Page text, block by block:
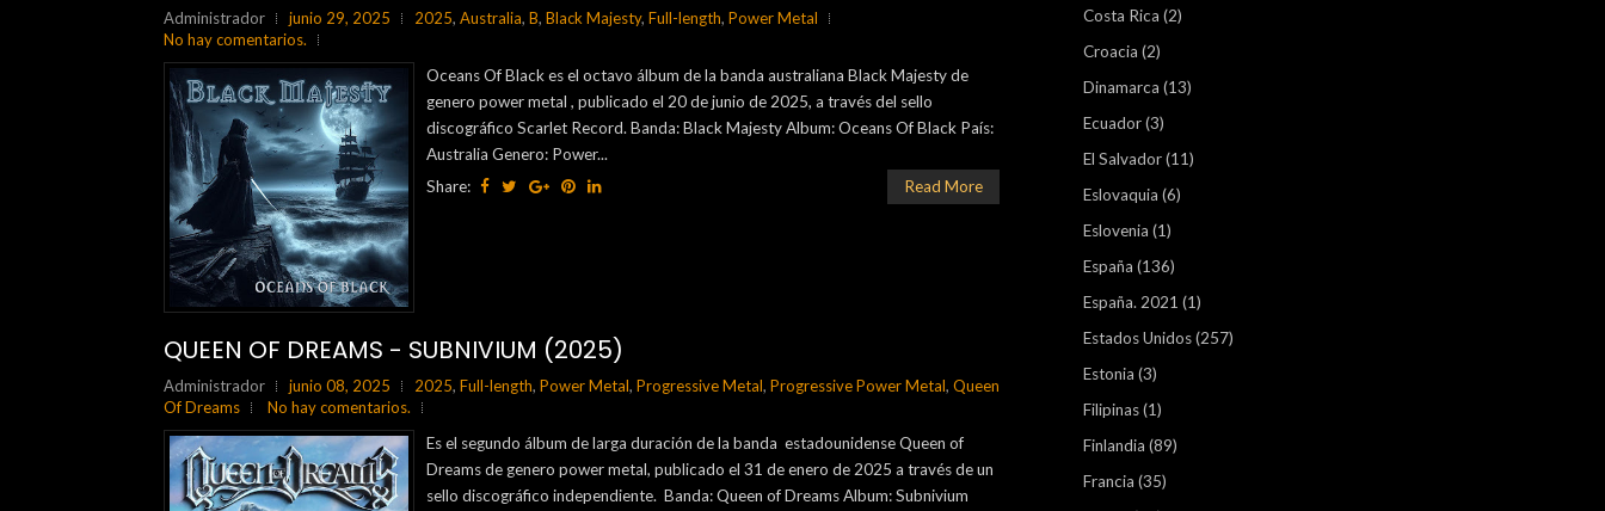
Administrador junio 29, 2025 2025, Australia, B, Black Majesty, Full-length, Power Metal
No hay comentarios.
Oceans Of Black es el octavo álbum de la banda australiana Black Majesty de
genero power metal , publicado el 20 de junio de 2025, a través del sello
discográfico Scarlet Record. Banda: Black Majesty Album: Oceans Of Black País:
Australia Genero: Power...
Share:
Read More
QUEEN OF DREAMS - SUBNIVIUM (2025)
Administrador junio 08, 2025 2025, Full-length, Power Metal, Progressive Metal, Progressive Power Metal, Queen
Of Dreams
No hay comentarios.
Es el segundo álbum de larga duración de la banda estadounidense Queen of
Dreams de genero power metal, publicado el 31 de enero de 2025 a través de un
sello discográfico independiente. Banda: Queen of Dreams Album: Subnivium
Costa Rica (2)
Croacia (2)
Dinamarca (13)
Ecuador(3)
El Salvador(11)
Eslovaquia (6)
Eslovenia (1)
España (136)
España. 2021 (1)
Estados Unidos(257)
Estonia (3)
Filipinas(1)
Finlandia (89)
Francia (35)